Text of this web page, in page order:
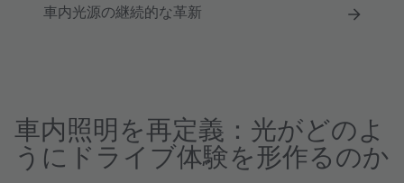
車内光源の継続的な革新
車内照明を再定義：光がどのよ
うにドライブ体験を形作るのか